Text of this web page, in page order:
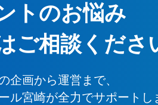
トのお悩み
ご相談くださ
企画から運営まで、
ル宮崎が全力でサポートし